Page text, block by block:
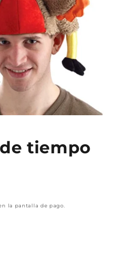
tiempo
la pantalla de pago.